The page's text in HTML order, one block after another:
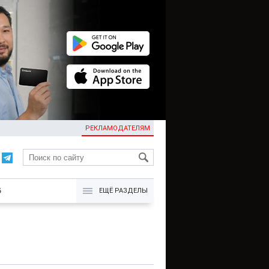
РЕКЛАМОДАТЕЛЯМ
KG
ЕЩЁ РАЗДЕЛЫ